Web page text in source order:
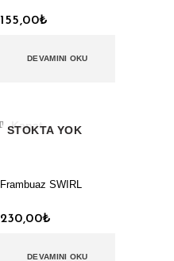
155,00₺
DEVAMINI OKU
STOKTA YOK
Kapat
Frambuaz SWIRL
230,00₺
DEVAMINI OKU